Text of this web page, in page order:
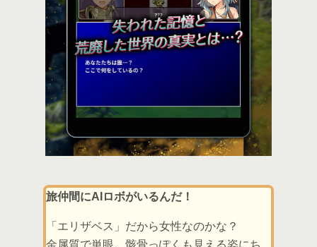
旅仲間にAIロボがいるんだ！
「エリザベス」だから女性なのかな？
金属質で単眼。骸骨っぽくも見える姿にち